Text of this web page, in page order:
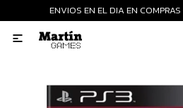
ENVIOS EN EL DIA EN
